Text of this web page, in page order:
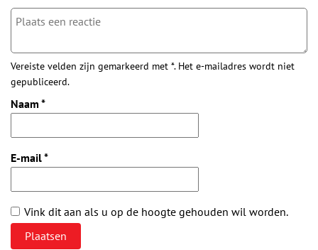
Vereiste velden zijn gemarkeerd met *. Het e-mailadres wordt niet
gepubliceerd.
Naam *
E-mail*
Vink dit aan als u op de hoogte gehouden wil worden.